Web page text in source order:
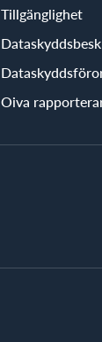
Tillgänglighet
Oiva